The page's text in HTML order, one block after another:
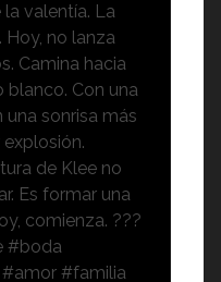
valentía. La
Hoy, no lanza
Camina hacia
blanco. Con una
una sonrisa más
de Klee no
Es formar una
comienza. ???
#boda
#familia